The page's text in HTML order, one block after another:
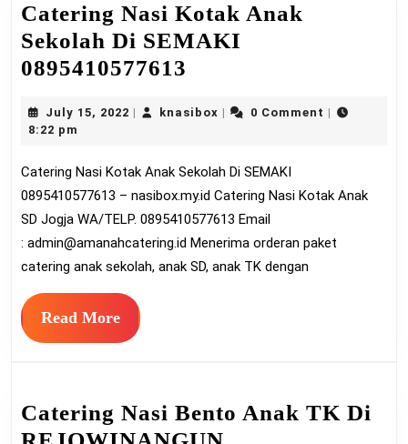
Catering Nasi Kotak Anak
Sekolah Di SEMAKI
0895410577613
Kotak
Sekolah
Di
SEMAKI
0895410577613
July 15, 2022 July
knasiboxknasibox0 Comment
8:22 pm
Catering Nasi Kotak Anak Sekolah Di SEMAKI
0895410577613 – nasibox.my.id Catering Nasi Kotak Anak
SD Jogja WA/TELP. 0895410577613 Email
: admin@amanahcatering.id Menerima orderan paket
catering anak sekolah, anak SD, anak TK dengan
Read MoreRead
More
Catering Nasi Bento Anak TK Di